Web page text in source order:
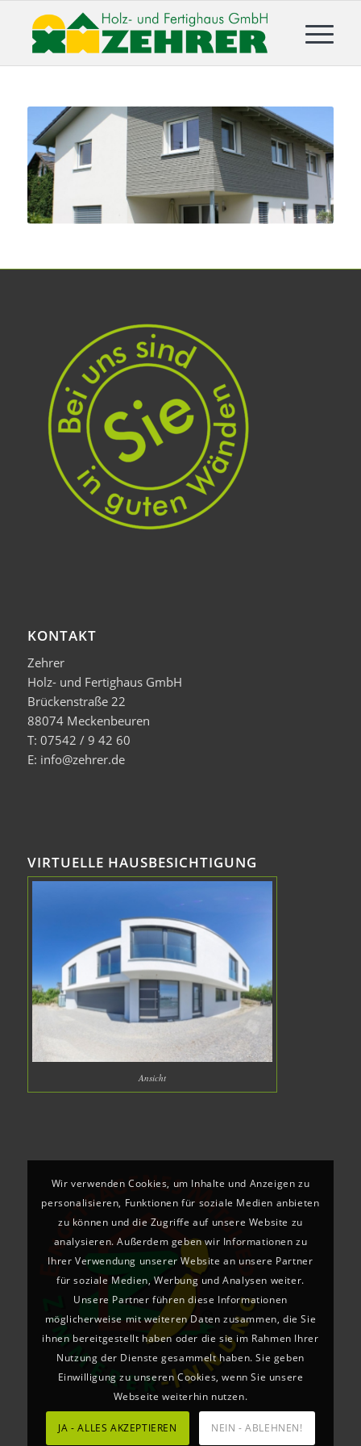
KONTAKT
Zehrer
Holz- und Fertighaus GmbH
Brückenstraße 22
88074 Meckenbeuren
T: 07542 / 9 42 60
E: info@zehrer.de
VIRTUELLE HAUSBESICHTIGUNG
Ansicht
Wir verwenden Cookies, um Inhalte und Anzeigen zu
personalisieren, Funktionen für soziale Medien anbieten
zu können und die Zugriffe auf unsere Website zu
analysieren. Außerdem geben wir Informationen zu
Ihrer Verwendung unserer Website an unsere Partner
für soziale Medien, Werbung und Analysen weiter.
Unsere Partner führen diese Informationen
möglicherweise mit weiteren Daten zusammen, die Sie
ihnen bereitgestellt haben oder die sie im Rahmen Ihrer
Nutzung der Dienste gesammelt haben. Sie geben
Einwilligung zu unseren Cookies, wenn Sie unsere
Webseite weiterhin nutzen.
JA - ALLES AKZEPTIEREN NEIN - ABLEHNEN!